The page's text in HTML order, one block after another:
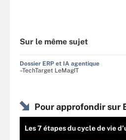
Sur le même sujet
Dossier ERP et IA agentique
–TechTarget LeMagIT
Pour approfondir sur
Les 7 étapes du cycle de vie